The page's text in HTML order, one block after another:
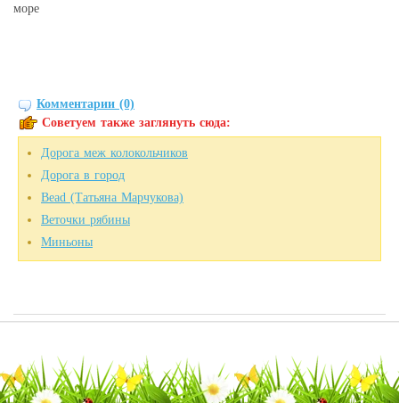
море
Комментарии (0)
Советуем также заглянуть сюда:
Дорога меж колокольчиков
Дорога в город
Bead (Татьяна Марчукова)
Веточки рябины
Миньоны